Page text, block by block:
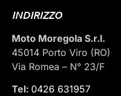
INDIRIZZO
Moto Moregola S.r.l.
45014 Porto Viro (RO)
Via Romea – N° 23/F
Tel: 0426 631957